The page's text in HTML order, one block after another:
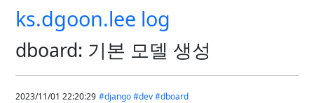
ks.dgoon.lee log
dboard: 기본 모델 생성
2023/11/01 22:20:29 #django#dev#dboard